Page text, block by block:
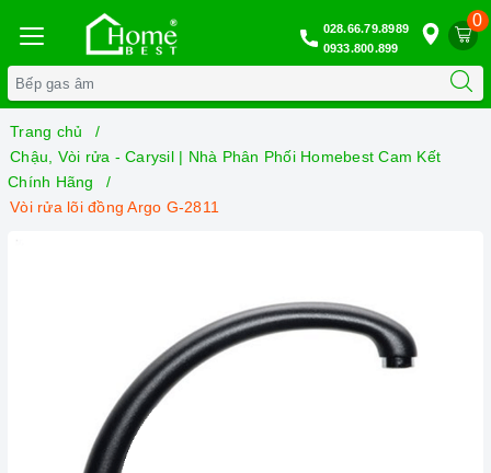
0
028.66.79.8989
0933.800.899
Trang chủ
Chậu, Vòi rửa - Carysil | Nhà Phân Phối Homebest Cam Kết
Chính Hãng
Vòi rửa lõi đồng Argo G-2811